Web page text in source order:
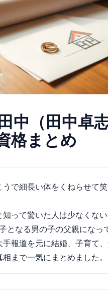
中（田中卓
格まとめ
で細長い体をくねらせて
って驚いた人は少なくな
となる男の子の父親になっ
報道を元に結婚、子育て
まで一気にまとめました。